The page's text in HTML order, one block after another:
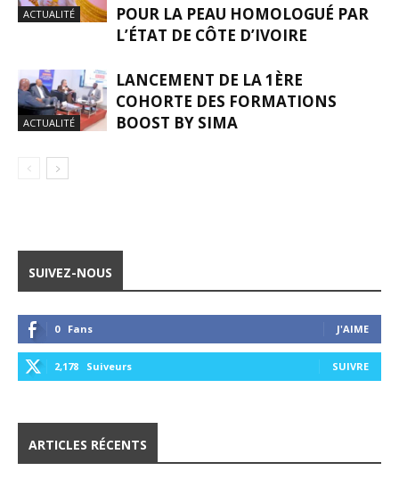
ACTUALITÉ
POUR LA PEAU HOMOLOGUÉ PAR
L’ÉTAT DE CÔTE D’IVOIRE
ACTUALITÉ
LANCEMENT DE LA 1ÈRE
COHORTE DES FORMATIONS
BOOST BY SIMA
SUIVEZ-NOUS
0 Fans J'AIME
2,178 Suiveurs SUIVRE
ARTICLES RÉCENTS